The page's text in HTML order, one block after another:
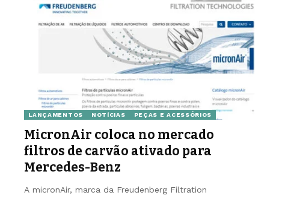
LANÇAMENTOS NOTÍCIAS PEÇAS E ACESSÓRIOS
MicronAir coloca no mercado
filtros de carvão ativado para
Mercedes-Benz
A micronAir, marca da Freudenberg Filtration